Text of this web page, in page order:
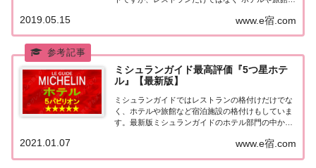
ュランガイド三重2019】に掲載された５つ星ホテル
★★★★★を一覧にまとめました。...
www.e宿.com
2019.05.15
ミシュランガイド最高評価『5つ星ホテ
ル』【最新版】
ミシュランガイドではレストランの格付けだけでな
く、ホテルや旅館など宿泊施設の格付けもしていま
す。最新版ミシュランガイドのホテル部門の中から
をまとめてみました♪ いずれのホテルも人気ランキ
ングなどで常に上位を賑わす有名ホテル。各ホテル
www.e宿.com
2021.01.07